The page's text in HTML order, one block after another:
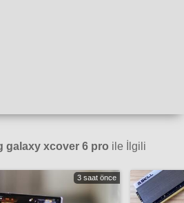
galaxy xcover 6 pro ile İlgili
3 saat önce